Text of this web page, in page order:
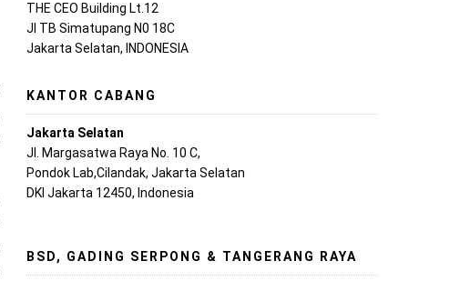
THE CEO Building Lt.12
Jl TB Simatupang N0 18C
Jakarta Selatan, INDONESIA
KANTOR CABANG
Jakarta Selatan
Jl. Margasatwa Raya No. 10 C,
Pondok Lab,Cilandak, Jakarta Selatan
DKI Jakarta 12450, Indonesia
BSD, GADING SERPONG & TANGERANG RAYA